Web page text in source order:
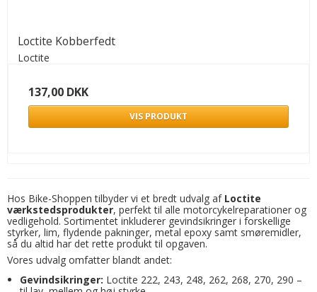
Loctite Kobberfedt
Loctite
137,00 DKK
VIS PRODUKT
Hos Bike-Shoppen tilbyder vi et bredt udvalg af Loctite
værkstedsprodukter, perfekt til alle motorcykelreparationer og
vedligehold. Sortimentet inkluderer gevindsikringer i forskellige
styrker, lim, flydende pakninger, metal epoxy samt smøremidler,
så du altid har det rette produkt til opgaven.
Vores udvalg omfatter blandt andet:
Gevindsikringer: Loctite 222, 243, 248, 262, 268, 270, 290 –